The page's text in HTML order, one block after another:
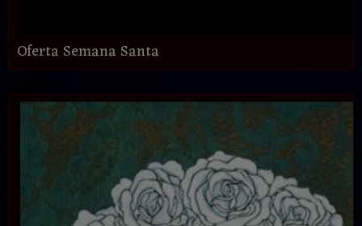
Oferta Semana Santa